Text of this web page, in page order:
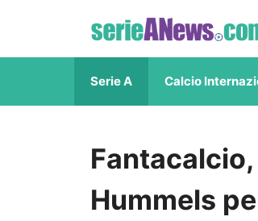
contenuto
Serie A Calcio
Hummels